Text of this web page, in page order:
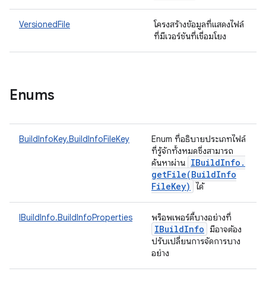
VersionedFile
โครงสร้างข้อมูลที่แสดงไฟล์
ที่มีเวอร์ชันที่เชื่อมโยง
Enums
BuildInfoKey.BuildInfoFileKey
Enum ที่อธิบายประเภทไฟล์
ที่รู้จักทั้งหมดซึ่งสามารถ
ค้นหาผ่าน IBuildInfo .
getFile(BuildInfo
FileKey) ได้
IBuildInfo.BuildInfoProperties พร็อพเพอร์ตี้บางอย่างที่
IBuildInfo มีอาจต้อง
ปรับเปลี่ยนการจัดการบาง
อย่าง